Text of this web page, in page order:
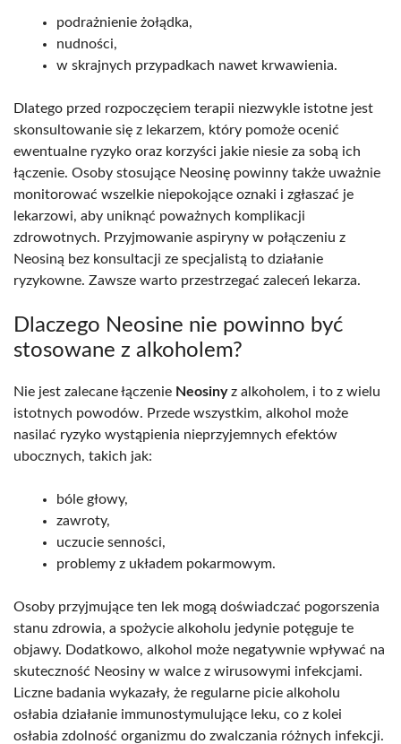
podrażnienie żołądka,
nudności,
w skrajnych przypadkach nawet krwawienia.
Dlatego przed rozpoczęciem terapii niezwykle istotne jest
skonsultowanie się z lekarzem, który pomoże ocenić
ewentualne ryzyko oraz korzyści jakie niesie za sobą ich
łączenie. Osoby stosujące Neosinę powinny także uważnie
monitorować wszelkie niepokojące oznaki i zgłaszać je
lekarzowi, aby uniknąć poważnych komplikacji
zdrowotnych. Przyjmowanie aspiryny w połączeniu z
Neosiną bez konsultacji ze specjalistą to działanie
ryzykowne. Zawsze warto przestrzegać zaleceń lekarza.
Dlaczego Neosine nie powinno być
stosowane z alkoholem?
Nie jest zalecane łączenie Neosinyz alkoholem, i to z wielu
istotnych powodów. Przede wszystkim, alkohol może
nasilać ryzyko wystąpienia nieprzyjemnych efektów
ubocznych, takich jak:
bóle głowy,
zawroty,
uczucie senności,
problemy z układem pokarmowym.
Osoby przyjmujące ten lek mogą doświadczać pogorszenia
stanu zdrowia, a spożycie alkoholu jedynie potęguje te
objawy. Dodatkowo, alkohol może negatywnie wpływać na
skuteczność Neosiny w walce z wirusowymi infekcjami.
Liczne badania wykazały, że regularne picie alkoholu
osłabia działanie immunostymulujące leku, co z kolei
osłabia zdolność organizmu do zwalczania różnych infekcji.